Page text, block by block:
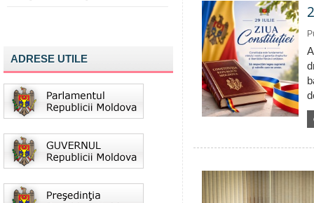
ADRESE UTILE